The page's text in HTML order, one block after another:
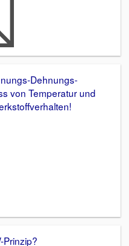
Dehnungs-
von Temperatur und
Prinzip?